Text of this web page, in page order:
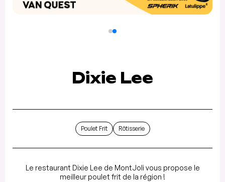
Dixie Lee
Poulet Frit Rôtisserie
Le restaurant Dixie Lee de MontJoli vous propose le
meilleur poulet frit de la région !